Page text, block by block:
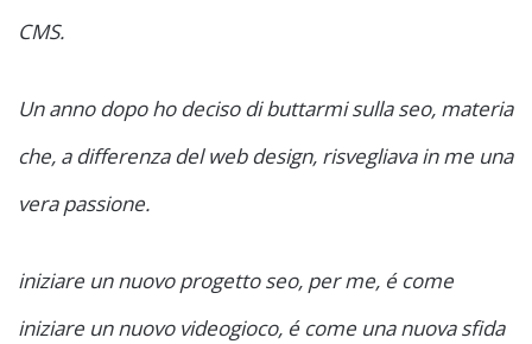
CMS.
Un anno dopo ho deciso di buttarmi sulla seo, materia
che, a differenza del web design, risvegliava in me una
vera passione.
iniziare un nuovo progetto seo, per me, é come
iniziare un nuovo videogioco, é come una nuova sfida